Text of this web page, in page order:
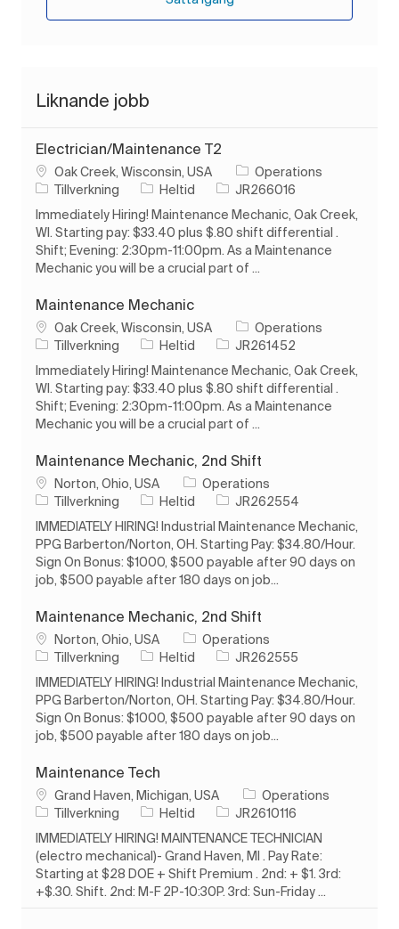
Liknande jobb
Electrician/Maintenance T2
PlatsOak Creek, Wisconsin, USA
Operations
Kategori
Tillverkning Typ av jobb
Heltid Jobb-ID
JR266016
Immediately Hiring! Maintenance Mechanic, Oak Creek,
WI. Starting pay: $33.40 plus $.80 shift differential .
Shift; Evening: 2:30pm-11:00pm. As a Maintenance
Mechanic you will be a crucial part of ...
Maintenance Mechanic
PlatsOak Creek, Wisconsin, USA
Operations
Kategori
Tillverkning Typ av jobb
Heltid Jobb-ID
JR261452
Immediately Hiring! Maintenance Mechanic, Oak Creek,
WI. Starting pay: $33.40 plus $.80 shift differential .
Shift; Evening: 2:30pm-11:00pm. As a Maintenance
Mechanic you will be a crucial part of ...
Maintenance Mechanic, 2nd Shift
PlatsNorton, Ohio, USA
Operations
Kategori
Tillverkning Typ av jobb
Heltid Jobb-ID
JR262554
IMMEDIATELY HIRING! Industrial Maintenance Mechanic,
PPG Barberton/Norton, OH. Starting Pay: $34.80/Hour.
Sign On Bonus: $1000, $500 payable after 90 days on
job, $500 payable after 180 days on job...
Maintenance Mechanic, 2nd Shift
PlatsNorton, Ohio, USA
Operations
Kategori
Tillverkning Typ av jobb
Heltid Jobb-ID
JR262555
IMMEDIATELY HIRING! Industrial Maintenance Mechanic,
PPG Barberton/Norton, OH. Starting Pay: $34.80/Hour.
Sign On Bonus: $1000, $500 payable after 90 days on
job, $500 payable after 180 days on job...
Maintenance Tech
PlatsGrand Haven, Michigan, USA
Operations
Kategori
Tillverkning Typ av jobb
Heltid Jobb-ID
JR2610116
IMMEDIATELY HIRING! MAINTENANCE TECHNICIAN
(electro mechanical)- Grand Haven, MI . Pay Rate:
Starting at $28 DOE + Shift Premium . 2nd: + $1. 3rd:
+$.30. Shift. 2nd: M-F 2P-10:30P. 3rd: Sun-Friday ...